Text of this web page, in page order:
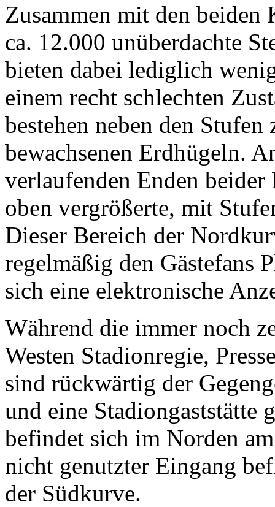
Zusammen mit den beiden
ca. 12.000 unüberdachte
bieten dabei lediglich
einem recht schlechten
bestehen neben den
bewachsenen Erdhügeln.
verlaufenden Enden
oben vergrößerte, mit
Dieser Bereich der
regelmäßig den Gästefans
sich eine elektronische
Während die immer noch
Westen Stadionregie,
sind rückwärtig der
und eine Stadiongaststätte
befindet sich im Norden
nicht genutzter Eingang
der Südkurve.